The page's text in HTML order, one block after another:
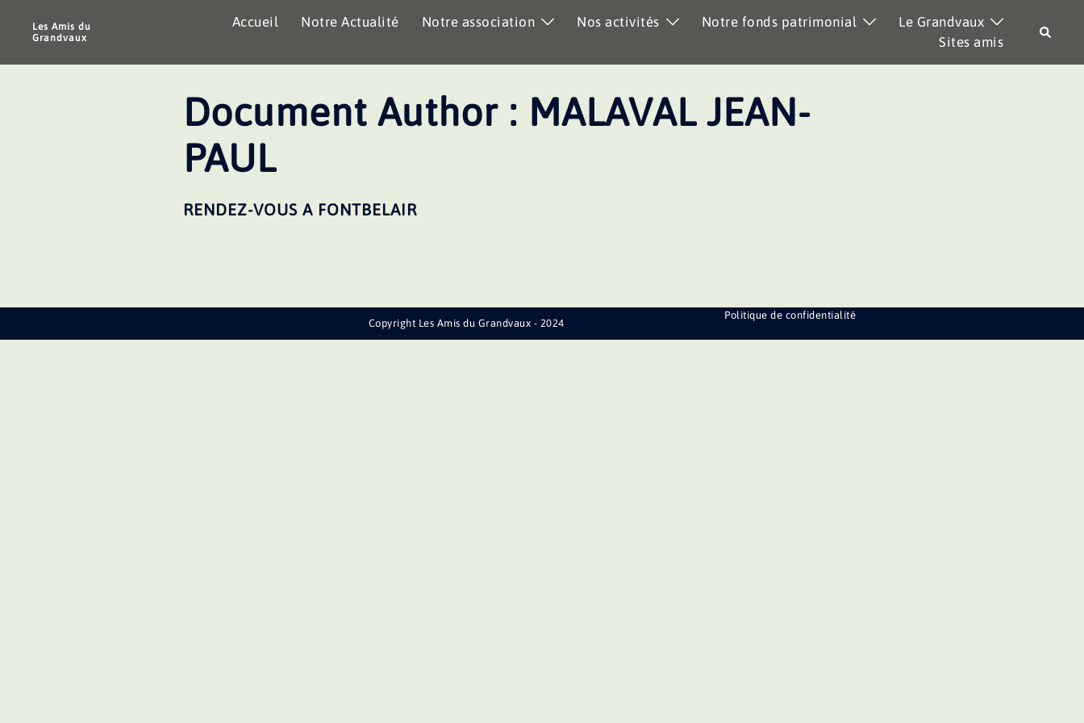
Les Amis du
Grandvaux
Accueil Notre Actualité Notre association Nos activités Notre fonds patrimonial
Le Grandvaux
Sites amis
Document Author : MALAVAL JEAN-
PAUL
RENDEZ-VOUS A FONTBELAIR
Copyright Les Amis du Grandvaux - 2024
Politique de confidentialité